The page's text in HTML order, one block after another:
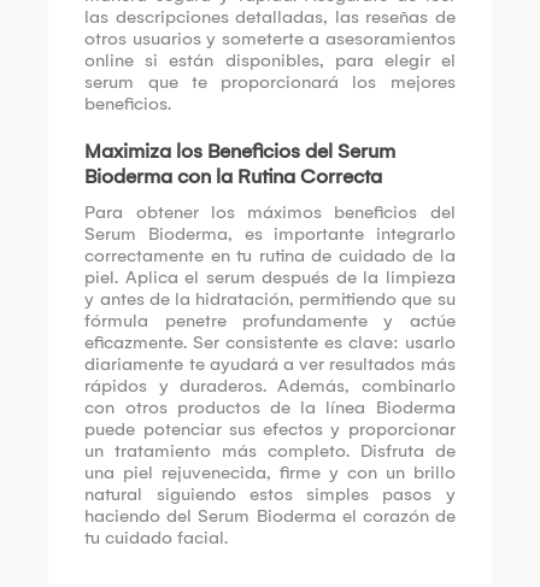
las descripciones detalladas, las reseñas de
otros usuarios y someterte a asesoramientos
online si están disponibles, para elegir el
serum que te proporcionará los mejores
beneficios.
Maximiza los Beneficios del Serum
Bioderma con la Rutina Correcta
Para obtener los máximos beneficios del
Serum Bioderma, es importante integrarlo
correctamente en tu rutina de cuidado de la
piel. Aplica el serum después de la limpieza
y antes de la hidratación, permitiendo que su
fórmula penetre profundamente y actúe
eficazmente. Ser consistente es clave: usarlo
diariamente te ayudará a ver resultados más
rápidos y duraderos. Además, combinarlo
con otros productos de la línea Bioderma
puede potenciar sus efectos y proporcionar
un tratamiento más completo. Disfruta de
una piel rejuvenecida, firme y con un brillo
natural siguiendo estos simples pasos y
haciendo del Serum Bioderma el corazón de
tu cuidado facial.